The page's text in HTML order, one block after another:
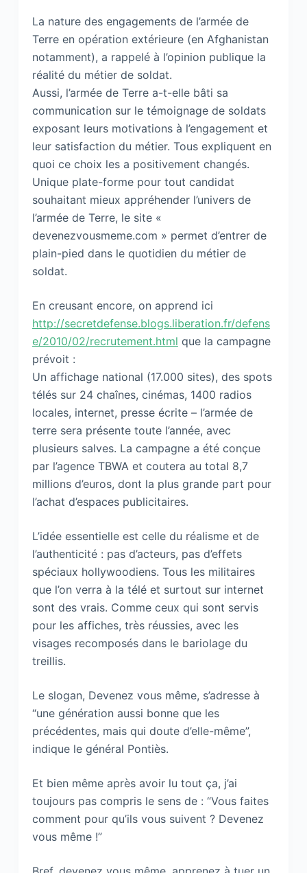
La nature des engagements de l’armée de
Terre en opération extérieure (en Afghanistan
notamment), a rappelé à l’opinion publique la
réalité du métier de soldat.
Aussi, l’armée de Terre a-t-elle bâti sa
communication sur le témoignage de soldats
exposant leurs motivations à l’engagement et
leur satisfaction du métier. Tous expliquent en
quoi ce choix les a positivement changés.
Unique plate-forme pour tout candidat
souhaitant mieux appréhender l’univers de
l’armée de Terre, le site «
devenezvousmeme.com » permet d’entrer de
plain-pied dans le quotidien du métier de
soldat.
En creusant encore, on apprend ici
http://secretdefense.blogs.liberation.fr/defens
e/2010/02/recrutement.html que la campagne
prévoit :
Un affichage national (17.000 sites), des spots
télés sur 24 chaînes, cinémas, 1400 radios
locales, internet, presse écrite – l’armée de
terre sera présente toute l’année, avec
plusieurs salves. La campagne a été conçue
par l’agence TBWA et coutera au total 8,7
millions d’euros, dont la plus grande part pour
l’achat d’espaces publicitaires.
L’idée essentielle est celle du réalisme et de
l’authenticité : pas d’acteurs, pas d’effets
spéciaux hollywoodiens. Tous les militaires
que l’on verra à la télé et surtout sur internet
sont des vrais. Comme ceux qui sont servis
pour les affiches, très réussies, avec les
visages recomposés dans le bariolage du
treillis.
Le slogan, Devenez vous même, s’adresse à
“une génération aussi bonne que les
précédentes, mais qui doute d’elle-même”,
indique le général Pontiès.
Et bien même après avoir lu tout ça, j’ai
toujours pas compris le sens de : “Vous faites
comment pour qu’ils vous suivent ? Devenez
vous même !”